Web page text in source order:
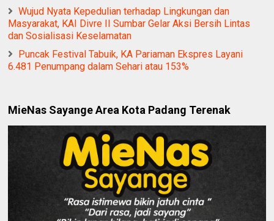
Wujud Nyata Kepedulian terhadap Lingkungan dan
Masyarakat, KAI Divre II Sumbar Gelar Aksi Bersih Lintas
dan Sosialisasi Keselamatan
Puncak Festival Tabuik, KA Pariaman Ekspres Layani
6.481 Penumpang dalam Sehari atau 153%
MieNas Sayange Area Kota Padang Terenak